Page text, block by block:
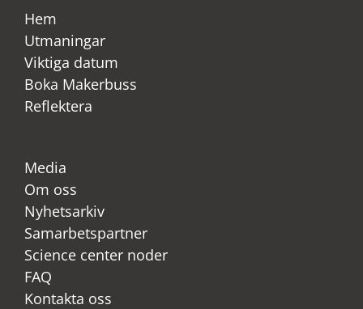
Hem
Utmaningar
Viktiga datum
Boka Makerbuss
Reflektera
Media
Om oss
Nyhetsarkiv
Samarbetspartner
Science center noder
FAQ
Kontakta oss